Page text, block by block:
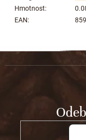
Hmotnost:
EAN:
Z